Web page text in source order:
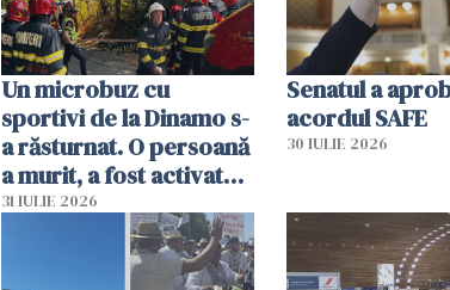
Un microbuz cu
sportivi de la Dinamo s-
a răsturnat. O persoană
a murit, a fost activat
planul roșu de
31 IULIE 2026
Senatul a
acordul SAFE
30 IULIE 2026